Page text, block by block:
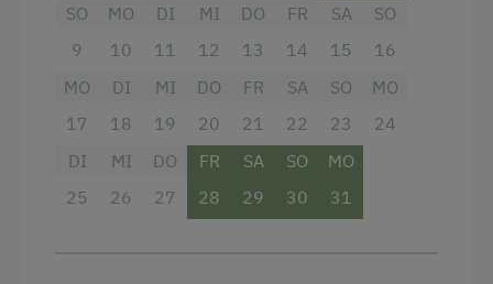
Skilehrer
Skilift
Skipassausstellung im Haus
Squash
Dusche
Fernseher
Garten
Haarföhn
Handtücher
SO
9
MO
10
DI
11
MI
12
DO
13
FR
14
SA
15
SO
16
MO
17
DI
18
MI
19
DO
20
FR
21
SA
22
SO
23
MO
24
DI
25
MI
26
DO
27
FR
28
SA
29
SO
30
MO
31